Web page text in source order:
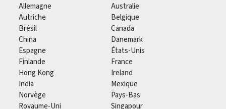
Allemagne
Australie
Autriche
Belgique
Brésil
Canada
China
Danemark
Espagne
États-Unis
Finlande
France
Hong Kong
Ireland
India
Mexique
Norvège
Pays-Bas
Royaume-Uni
Singapour